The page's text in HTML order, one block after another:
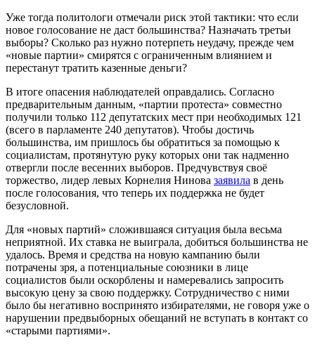
Уже тогда политологи отмечали риск этой тактики: что если
новое голосование не даст большинства? Назначать третьи
выборы? Сколько раз нужно потерпеть неудачу, прежде чем
«новые партии» смирятся с ограниченным влиянием и
перестанут тратить казенные деньги?
В итоге опасения наблюдателей оправдались. Согласно
предварительным данным, «партии протеста» совместно
получили только 112 депутатских мест при необходимых 121
(всего в парламенте 240 депутатов). Чтобы достичь
большинства, им пришлось бы обратиться за помощью к
социалистам, протянутую руку которых они так надменно
отвергли после весенних выборов. Предчувствуя своё
торжество, лидер левых Корнелия Нинова заявила в день
после голосования, что теперь их поддержка не будет
безусловной.
Для «новых партий» сложившаяся ситуация была весьма
неприятной. Их ставка не выиграла, добиться большинства не
удалось. Время и средства на новую кампанию были
потрачены зря, а потенциальные союзники в лице
социалистов были оскорблены и намеревались запросить
высокую цену за свою поддержку. Сотрудничество с ними
было бы негативно воспринято избирателями, не говоря уже о
нарушении предвыборных обещаний не вступать в контакт со
«старыми партиями».